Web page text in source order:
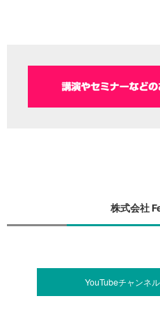
株式会社
YouTubeチャンネ